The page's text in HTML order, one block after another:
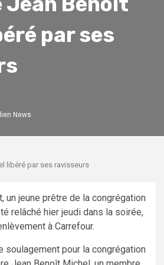
par ses
News
libéré par ses ravisseurs
un jeune prêtre de la congrégation
relâché hier jeudi dans la soirée,
à Carrefour.
soulagement pour la congrégation